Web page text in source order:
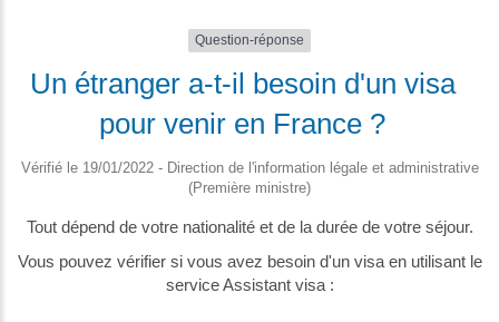
Question-réponse
Un étranger a-t-il besoin d'un visa
pour venir en France ?
Vérifié le 19/01/2022 - Direction de l'information légale et administrative
(Première ministre)
Tout dépend de votre nationalité et de la durée de votre séjour.
Vous pouvez vérifier si vous avez besoin d'un visa en utilisant le
service Assistant visa :